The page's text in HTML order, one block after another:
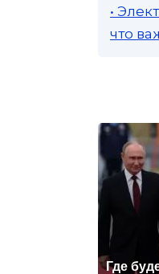
•
что
Где